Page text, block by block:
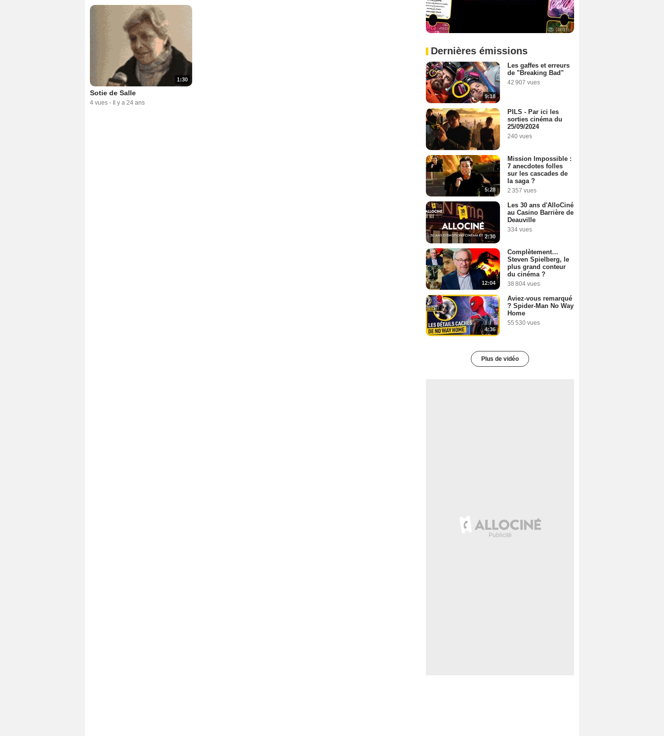
1:30
Sotie de Salle
4 vues - Il y a 24 ans
Dernières émissions
9:18
Les gaffes et erreurs
de "Breaking Bad"
42 907 vues
PILS - Par ici les
sorties cinéma du
25/09/2024
240 vues
5:28
Mission Impossible :
7 anecdotes folles
sur les cascades de
la saga ?
2 357 vues
2:30
Les 30 ans d'AlloCiné
au Casino Barrière de
Deauville
334 vues
12:04
Complètement…
Steven Spielberg, le
plus grand conteur
du cinéma ?
38 804 vues
4:36
Aviez-vous remarqué
? Spider-Man No Way
Home
55 530 vues
Plus de vidéo